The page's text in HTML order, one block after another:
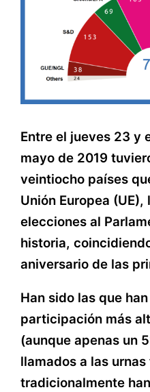
Entre el jueves 23 y
mayo de 2019
veintiocho países
Unión Europea (UE),
elecciones al
historia,
aniversario de las
Han sido las que
participación más
(aunque apenas un
llamados a las
tradicionalmente